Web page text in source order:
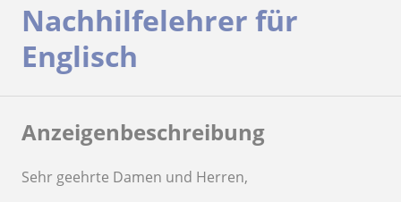
Nachhilfelehrer für
Englisch
Anzeigenbeschreibung
Sehr geehrte Damen und Herren,